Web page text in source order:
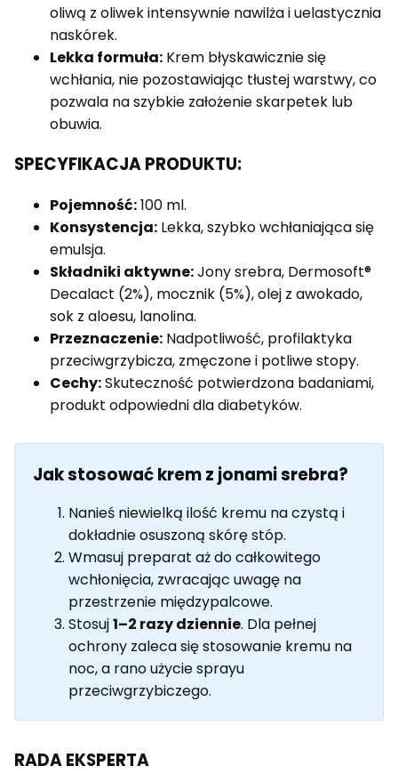
oliwą z oliwek intensywnie nawilża i uelastycznia
naskórek.
Lekka formuła: Krem błyskawicznie się
wchłania, nie pozostawiając tłustej warstwy, co
pozwala na szybkie założenie skarpetek lub
obuwia.
SPECYFIKACJA PRODUKTU:
Pojemność:100 ml.
Konsystencja: Lekka, szybko wchłaniająca się
emulsja.
Składniki aktywne:Jony srebra, Dermosoft®
Decalact (2%), mocznik (5%), olej z awokado,
sok z aloesu, lanolina.
Przeznaczenie: Nadpotliwość, profilaktyka
przeciwgrzybicza, zmęczone i potliwe stopy.
Cechy:Skuteczność potwierdzona badaniami,
produkt odpowiedni dla diabetyków.
Jak stosować krem z jonami srebra?
Nanieś niewielką ilość kremu na czystą i
dokładnie osuszoną skórę stóp.
Wmasuj preparat aż do całkowitego
wchłonięcia, zwracając uwagę na
przestrzenie międzypalcowe.
Stosuj1–2 razy dziennie. Dla pełnej
ochrony zaleca się stosowanie kremu na
noc, a rano użycie sprayu
przeciwgrzybiczego.
RADA EKSPERTA